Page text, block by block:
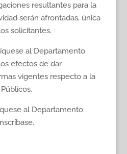
resultantes para la
serán afrontadas, única
solicitantes.
al Departamento
efectos de dar
vigentes respecto a la
al Departamento